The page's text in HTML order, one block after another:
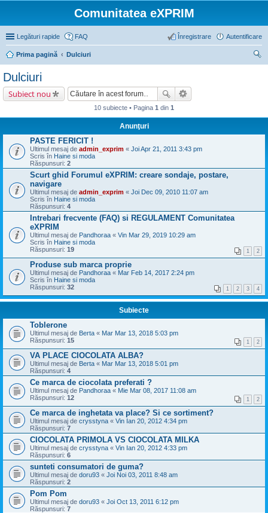
Comunitatea eXPRIM
Legături rapide FAQ Autentificare
Înregistrare
Prima pagină
Dulciuri
Dulciuri
Subiect nou
10 subiecte • Pagina 1 din 1
Anunţuri
PASTE FERICIT !
Ultimul mesaj de admin_exprim « Joi Apr 21, 2011 3:43 pm
Scris în Haine si moda
Răspunsuri: 2
Scurt ghid Forumul eXPRIM: creare sondaje, postare,
navigare
Ultimul mesaj de admin_exprim « Joi Dec 09, 2010 11:07 am
Scris în Haine si moda
Răspunsuri: 4
Intrebari frecvente (FAQ) si REGULAMENT Comunitatea
eXPRIM
Ultimul mesaj de Pandhoraa « Vin Mar 29, 2019 10:29 am
Scris în Haine si moda
Răspunsuri: 19 1 2
Produse sub marca proprie
Ultimul mesaj de Pandhoraa « Mar Feb 14, 2017 2:24 pm
Scris în Haine si moda
Răspunsuri: 32 1 2 3 4
Subiecte
Toblerone
Ultimul mesaj de Berta « Mar Mar 13, 2018 5:03 pm
Răspunsuri: 15 1 2
VA PLACE CIOCOLATA ALBA?
Ultimul mesaj de Berta « Mar Mar 13, 2018 5:01 pm
Răspunsuri: 4
Ce marca de ciocolata preferati ?
Ultimul mesaj de Pandhoraa « Mie Mar 08, 2017 11:08 am
Răspunsuri: 12 1 2
Ce marca de inghetata va place? Si ce sortiment?
Ultimul mesaj de crysstyna « Vin Ian 20, 2012 4:34 pm
Răspunsuri: 7
CIOCOLATA PRIMOLA VS CIOCOLATA MILKA
Ultimul mesaj de crysstyna « Vin Ian 20, 2012 4:33 pm
Răspunsuri: 6
sunteti consumatori de guma?
Ultimul mesaj de doru93 « Joi Noi 03, 2011 8:48 am
Răspunsuri: 2
Pom Pom
Ultimul mesaj de doru93 « Joi Oct 13, 2011 6:12 pm
Răspunsuri: 7